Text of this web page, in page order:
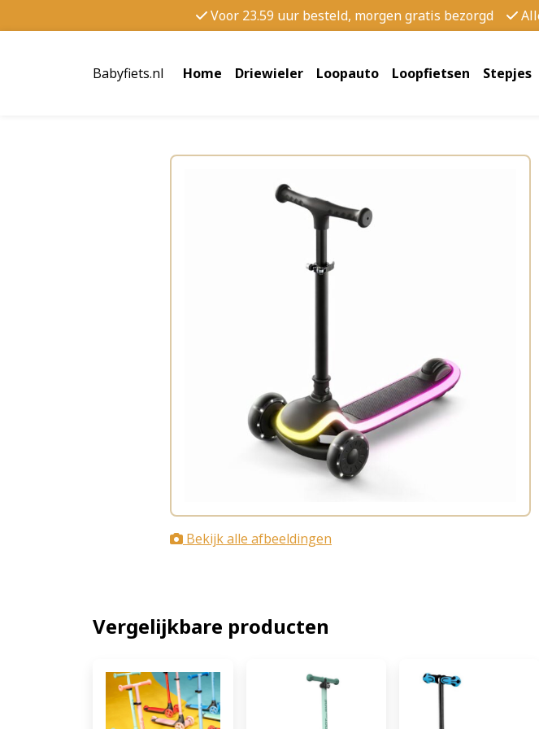
Voor 23.59 uur besteld, morgen gratis bezorgd
Babyfiets.nl Home Driewieler Loopauto Loopfietsen Stepjes
Bekijk alle afbeeldingen
Vergelijkbare producten